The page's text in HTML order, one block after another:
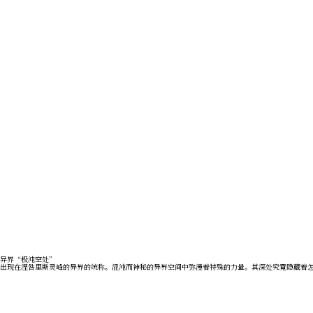
异界“极沌空处”
出现在涅咎里斯灵峰的异界的统称。混沌而神秘的异界空间中弥漫着特殊的力量。其深处究竟隐藏着怎